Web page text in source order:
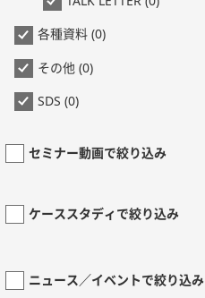
各種資料 (0)
その他 (0)
SDS (0)
セミナー動画で絞り込み
ケーススタディで絞り込み
ニュース／イベントで絞り込み